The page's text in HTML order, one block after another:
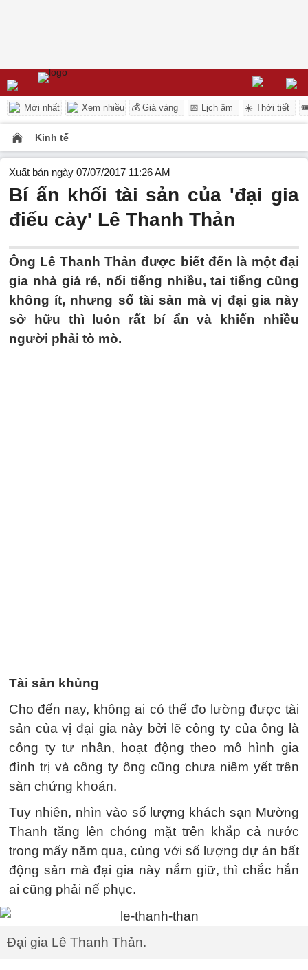
Mới nhất Xem nhiều 💰 Giá vàng 📅 Lịch âm ☀️ Thời tiết
Kinh tế
Xuất bản ngày 07/07/2017 11:26 AM
Bí ẩn khối tài sản của 'đại gia
điếu cày' Lê Thanh Thản
Ông Lê Thanh Thản được biết đến là một đại
gia nhà giá rẻ, nổi tiếng nhiều, tai tiếng cũng
không ít, nhưng số tài sản mà vị đại gia này
sở hữu thì luôn rất bí ẩn và khiến nhiều
người phải tò mò.
Tài sản khủng
Cho đến nay, không ai có thể đo lường được tài
sản của vị đại gia này bởi lẽ công ty của ông là
công ty tư nhân, hoạt động theo mô hình gia
đình trị và công ty ông cũng chưa niêm yết trên
sàn chứng khoán.
Tuy nhiên, nhìn vào số lượng khách sạn Mường
Thanh tăng lên chóng mặt trên khắp cả nước
trong mấy năm qua, cùng với số lượng dự án bất
động sản mà đại gia này nắm giữ, thì chắc hẳn
ai cũng phải nể phục.
Đại gia Lê Thanh Thản.